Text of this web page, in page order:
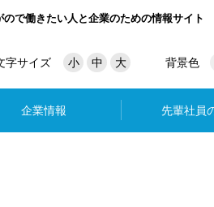
ので働きたい人と企業のための情報サイト
字サイズ 小 中 大 背景色
企業情報 先輩社員